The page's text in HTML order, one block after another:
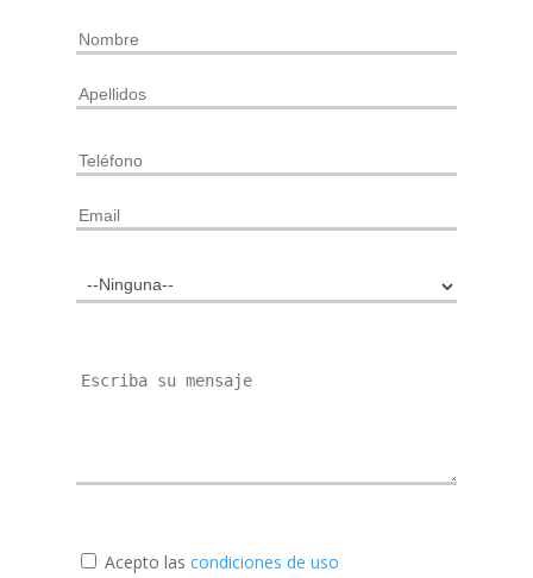
Acepto las condiciones de uso